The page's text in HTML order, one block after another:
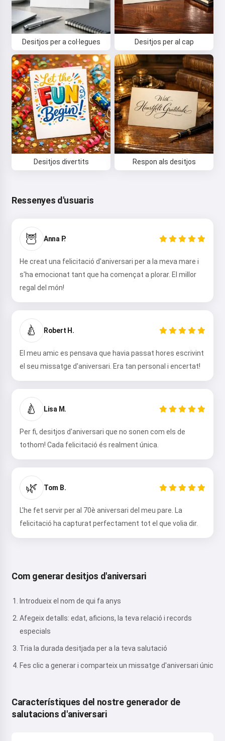
Desitjos per a col·legues Desitjos per al cap
Desitjos divertits Respon als desitjos
Ressenyes d'usuaris
🦉 Anna P.
He creat una felicitació d'aniversari per a la meva mare i
s'ha emocionat tant que ha començat a plorar. El millor
regal del món!
🍐 Robert H.
El meu amic es pensava que havia passat hores escrivint
el seu missatge d'aniversari. Era tan personal i encertat!
🍐 Lisa M.
Per fi, desitjos d'aniversari que no sonen com els de
tothom! Cada felicitació és realment única.
🌿 Tom B.
L'he fet servir per al 70è aniversari del meu pare. La
felicitació ha capturat perfectament tot el que volia dir.
Com generar desitjos d'aniversari
Introdueix el nom de qui fa anys
Afegeix detalls: edat, aficions, la teva relació i records
especials
Tria la durada desitjada per a la teva salutació
Fes clic a generar i comparteix un missatge d'aniversari únic
Característiques del nostre generador de
salutacions d'aniversari
Hola 👋
Puc crear cançons, escriure
poemes i felicitacions 🥰
Prova-ho
Accepto: Termes del servei,
Política de privadesa,
Política de reemborsament